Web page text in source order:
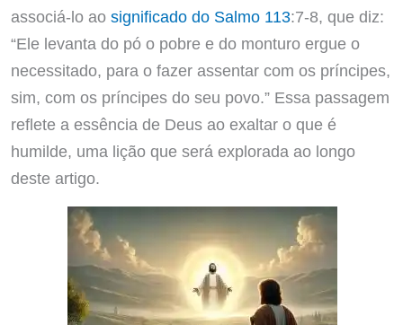
associá-lo ao significado do Salmo 113:7-8, que diz:
“Ele levanta do pó o pobre e do monturo ergue o
necessitado, para o fazer assentar com os príncipes,
sim, com os príncipes do seu povo.” Essa passagem
reflete a essência de Deus ao exaltar o que é
humilde, uma lição que será explorada ao longo
deste artigo.